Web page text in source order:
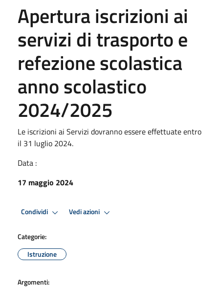
Apertura iscrizioni ai
servizi di trasporto e
refezione scolastica
anno scolastico
2024/2025
Le iscrizioni ai Servizi dovranno essere effettuate entro
il 31 luglio 2024.
Data :
17 maggio 2024
Condividi Vedi azioni
Categorie:
Istruzione
Argomenti: